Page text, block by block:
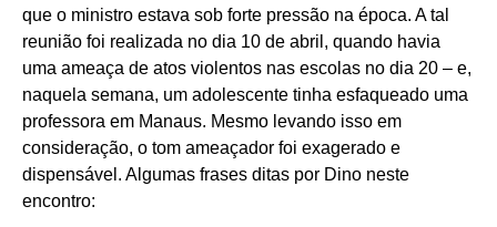
que o ministro estava sob forte pressão na época. A tal
reunião foi realizada no dia 10 de abril, quando havia
uma ameaça de atos violentos nas escolas no dia 20 – e,
naquela semana, um adolescente tinha esfaqueado uma
professora em Manaus. Mesmo levando isso em
consideração, o tom ameaçador foi exagerado e
dispensável. Algumas frases ditas por Dino neste
encontro: